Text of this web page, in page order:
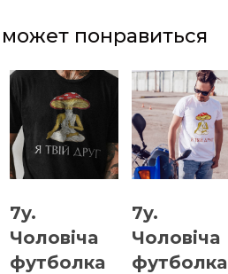
понравиться
7y.
Чоловіча
футболка
7y.
Чоловіча
футболка